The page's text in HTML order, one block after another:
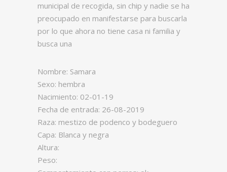
municipal de recogida, sin chip y nadie se ha
preocupado en manifestarse para buscarla
por lo que ahora no tiene casa ni familia y
busca una
Nombre: Samara
Sexo: hembra
Nacimiento: 02-01-19
Fecha de entrada: 26-08-2019
Raza: mestizo de podenco y bodeguero
Capa: Blanca y negra
Altura:
Peso: